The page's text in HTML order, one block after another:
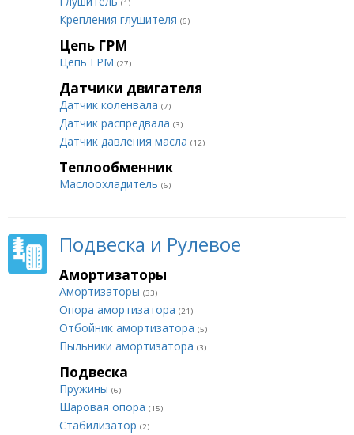
(1)
Крепления глушителя (6)
Цепь ГРМ
Цепь ГРМ (27)
Датчики двигателя
Датчик коленвала (7)
Датчик распредвала (3)
Датчик давления масла (12)
Теплообменник
Маслоохладитель (6)
Подвеска и Рулевое
Амортизаторы
Амортизаторы (33)
Опора амортизатора (21)
Отбойник амортизатора (5)
Пыльники амортизатора (3)
Подвеска
Пружины (6)
Шаровая опора (15)
Стабилизатор (2)